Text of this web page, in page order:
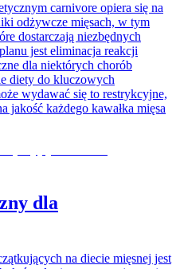
carnivore opiera się na
odżywcze mięsach, w tym
dostarczają niezbędnych
jest eliminacja reakcji
dla niektórych chorób
diety do kluczowych
wydawać się to restrykcyjne,
jakość każdego kawałka mięsa
dla
na diecie mięsnej jest